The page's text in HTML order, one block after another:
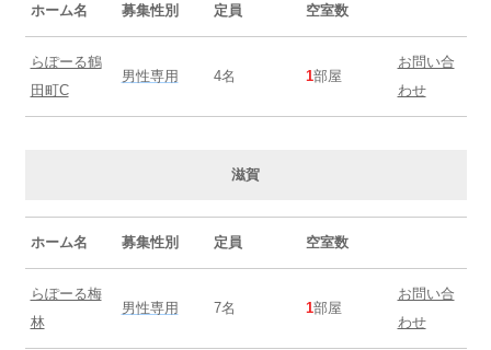
ホーム名 募集性別 定員 空室数
らぽーる鶴
田町C
男性専用 4名 1部屋
お問い合
わせ
滋賀
ホーム名 募集性別 定員 空室数
らぽーる梅
林
男性専用 7名 1部屋
お問い合
わせ